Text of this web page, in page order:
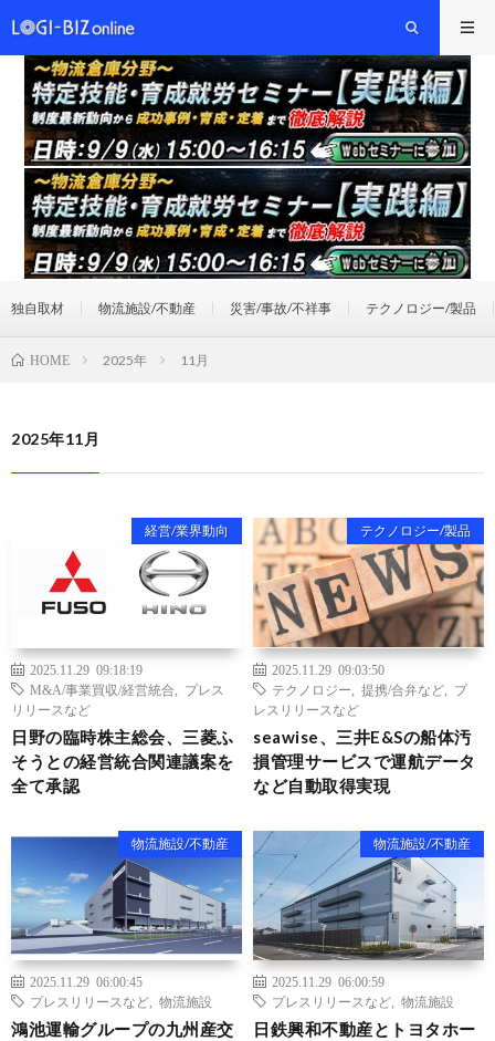
独自取材 物流施設/不動産 災害/事故/不祥事 テクノロジー/製品
HOME 2025年 11月
2025年11月
経営/業界動向
2025.11.29 09:18:19
M&A/事業買収/経営統合
プレス
リリースなど
日野の臨時株主総会、三菱ふ
そうとの経営統合関連議案を
全て承認
テクノロジー/製品
2025.11.29 09:03:50
テクノロジー
提携/合弁など
プ
レスリリースなど
seawise、三井E&Sの船体汚
損管理サービスで運航データ
など自動取得実現
物流施設/不動産
2025.11.29 06:00:45
プレスリリースなど
物流施設
鴻池運輸グループの九州産交
物流施設/不動産
2025.11.29 06:00:59
プレスリリースなど
物流施設
日鉄興和不動産とトヨタホー